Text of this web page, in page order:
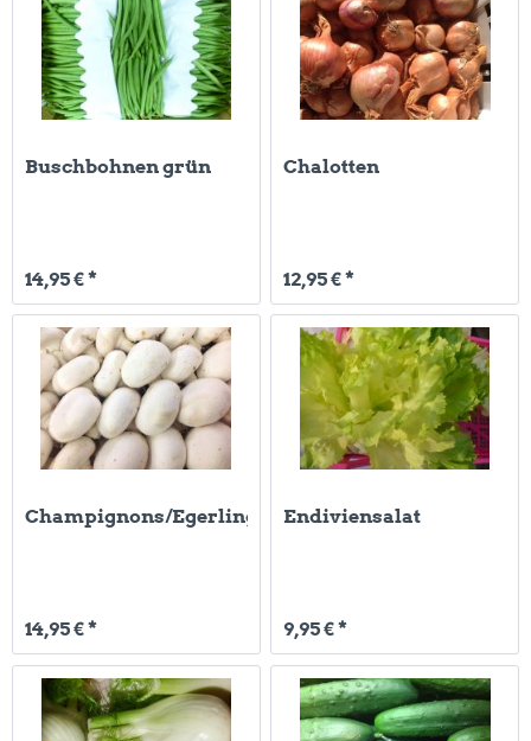
Buschbohnen grün
14,95 € *
Chalotten
12,95 € *
Champignons/Egerlinge
14,95 € *
Endiviensalat
9,95 € *